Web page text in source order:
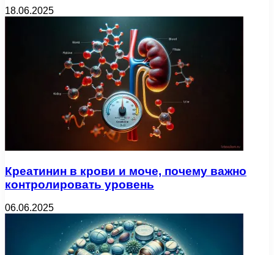
18.06.2025
Креатинин в крови и моче, почему важно
контролировать уровень
06.06.2025